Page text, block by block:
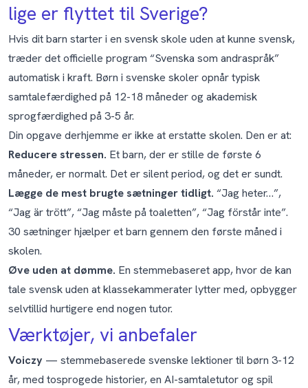
lige er flyttet til Sverige?
Hvis dit barn starter i en svensk skole uden at kunne svensk,
træder det officielle program “Svenska som andraspråk”
automatisk i kraft. Børn i svenske skoler opnår typisk
samtalefærdighed på 12-18 måneder og akademisk
sprogfærdighed på 3-5 år.
Din opgave derhjemme er ikke at erstatte skolen. Den er at:
Reducere stressen. Et barn, der er stille de første 6
måneder, er normalt. Det ersilent period, og det er sundt.
Lægge de mest brugte sætninger tidligt. “Jag heter…”,
“Jag är trött”, “Jag måste på toaletten”, “Jag förstår inte”.
30 sætninger hjælper et barn gennem den første måned i
skolen.
Øve uden at dømme. En stemmebaseret app, hvor de kan
tale svensk uden at klassekammerater lytter med, opbygger
selvtillid hurtigere end nogen tutor.
Værktøjer, vi anbefaler
Voiczy — stemmebaserede svenske lektioner til børn 3-12
år, med tosprogede historier, en AI-samtaletutor og spil